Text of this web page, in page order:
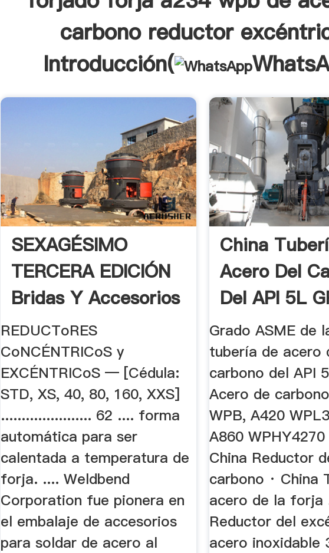
carbono reductor
Introducción(
SEXAGÉSIMO
TERCERA EDICIÓN
Bridas Y Accesorios
... .
REDUCToRES
CoNCÉNTRICoS y
EXCÉNTRICoS — [Cédula:
STD, XS, 40, 80, 160, XXS]
...................... 62 .... forma
automática para ser
calentada a temperatura de
forja. .... Weldbend
Corporation fue pionera en
el embalaje de accesorios
para soldar de acero al
China
Acero Del
Del API 5L
Grado ASME de
tubería de acero
carbono del API
Acero de
WPB, A420
A860
China Reductor
carbono · China
acero de la forja
Reductor del
acero inoxidable